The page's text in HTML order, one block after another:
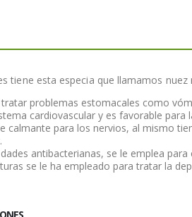
tiene esta especia que llamamos
tratar problemas estomacales como
cardiovascular y es favorable
calmante para los nervios, al mismo
antibacterianas, se le emplea
se le ha empleado para tratar la